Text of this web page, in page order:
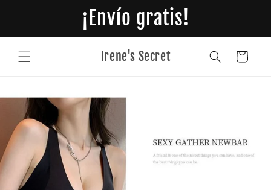
¡Envío gratis!
Irene's Secret Carrito